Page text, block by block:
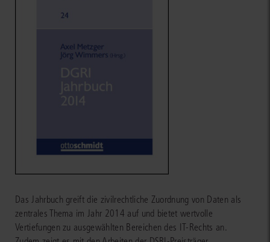
Das Jahrbuch greift die zivilrechtliche Zuordnung von Daten als
zentrales Thema im Jahr 2014 auf und bietet wertvolle
Vertiefungen zu ausgewählten Bereichen des IT-Rechts an.